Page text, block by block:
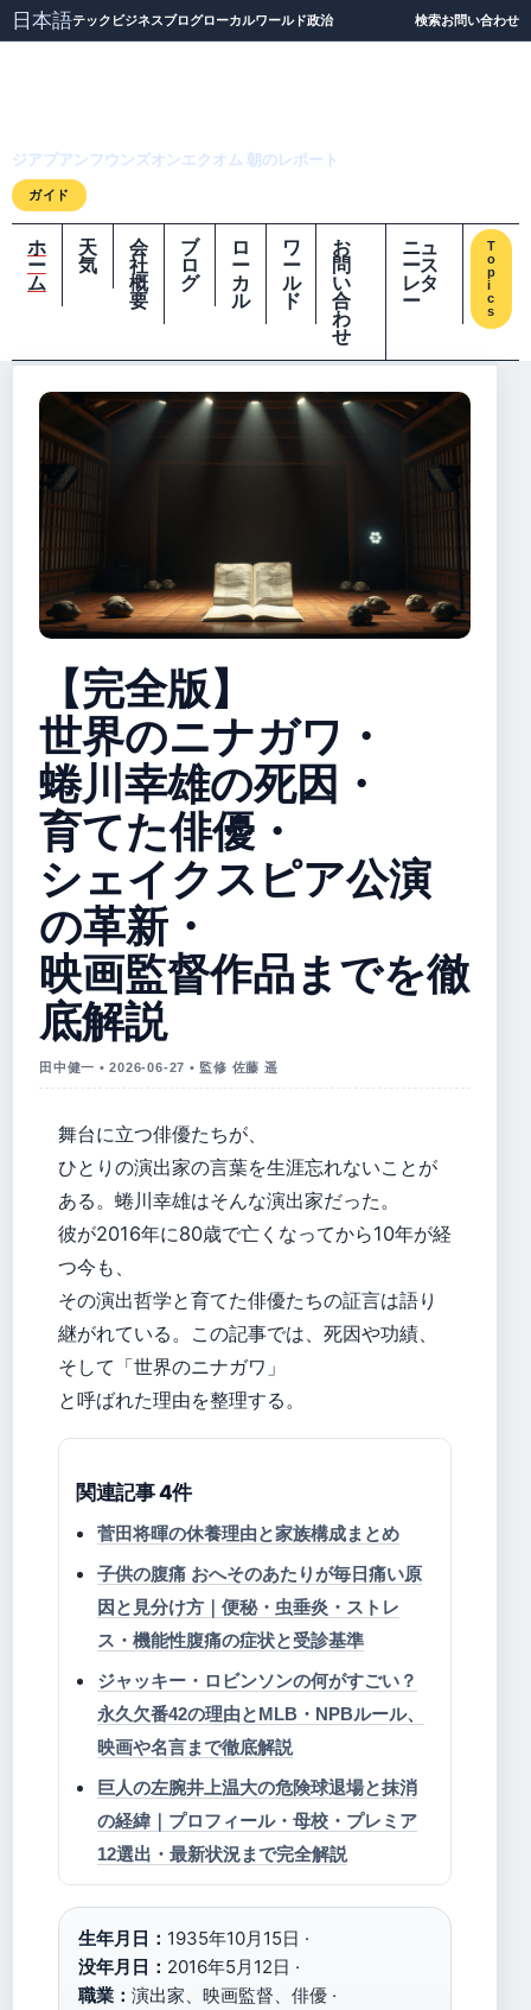
日本語テック ビジネスブログローカルワールド政治 検索お問い合わせ
ジアプアンフウンズオンエクオム 朝のレポート
ガイド
ホ
ー
ム
天
気
会
社
概
要
ブ
ロ
グ
ロ
ー
カ
ル
ワ
ー
ル
ド
お
問
い
合
わ
せ
ニュ
ース
レタ
ー
T
o
p
i
c
s
【完全版】
世界のニナガワ・
蜷川幸雄の死因・
育てた俳優・
シェイクスピア公演
の革新・
映画監督作品までを徹
底解説
田中健一 • 2026-06-27 • 監修 佐藤 遥
舞台に立つ俳優たちが、
ひとりの演出家の言葉を生涯忘れないことが
ある。蜷川幸雄はそんな演出家だった。
彼が2016年に80歳で亡くなってから10年が経
つ今も、
その演出哲学と育てた俳優たちの証言は語り
継がれている。この記事では、死因や功績、
そして「世界のニナガワ」
と呼ばれた理由を整理する。
関連記事 4件
菅田将暉の休養理由と家族構成まとめ
子供の腹痛 おへそのあたりが毎日痛い原
因と見分け方｜便秘・虫垂炎・ストレ
ス・機能性腹痛の症状と受診基準
ジャッキー・ロビンソンの何がすごい？
永久欠番42の理由とMLB・NPBルール、
映画や名言まで徹底解説
巨人の左腕井上温大の危険球退場と抹消
の経緯｜プロフィール・母校・プレミア
12選出・最新状況まで完全解説
生年月日： 1935年10月15日 ·
没年月日： 2016年5月12日 ·
職業： 演出家、映画監督、俳優 ·